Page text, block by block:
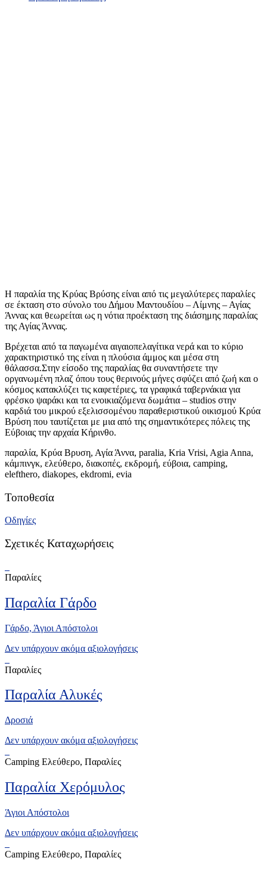
Η παραλία της Κρύας Βρύσης είναι από τις μεγαλύτερες παραλίες
σε έκταση στο σύνολο του Δήμου Μαντουδίου – Λίμνης – Αγίας
Άννας και θεωρείται ως η νότια προέκταση της διάσημης παραλίας
της Αγίας Άννας.
Βρέχεται από τα παγωμένα αιγαιοπελαγίτικα νερά και το κύριο
χαρακτηριστικό της είναι η πλούσια άμμος και μέσα στη
θάλασσα.Στην είσοδο της παραλίας θα συναντήσετε την
οργανωμένη πλαζ όπου τους θερινούς μήνες σφύζει από ζωή και ο
κόσμος κατακλύζει τις καφετέριες, τα γραφικά ταβερνάκια για
φρέσκο ψαράκι και τα ενοικιαζόμενα δωμάτια – studios στην
καρδιά του μικρού εξελισσομένου παραθεριστικού οικισμού Κρύα
Βρύση που ταυτίζεται με μια από της σημαντικότερες πόλεις της
Εύβοιας την αρχαία Κήρινθο.
παραλία, Κρύα Βρυση, Αγία Άννα, paralia, Kria Vrisi, Agia Anna,
κάμπινγκ, ελεύθερο, διακοπές, εκδρομή, εύβοια, camping,
elefthero, diakopes, ekdromi, evia
Τοποθεσία
Οδηγίες
Σχετικές Καταχωρήσεις
Παραλίες
Παραλία Γάρδο
Γάρδο, Άγιοι Απόστολοι
Δεν υπάρχουν ακόμα αξιολογήσεις
Παραλίες
Παραλία Αλυκές
Δροσιά
Δεν υπάρχουν ακόμα αξιολογήσεις
Camping Ελεύθερο, Παραλίες
Παραλία Χερόμυλος
Άγιοι Απόστολοι
Δεν υπάρχουν ακόμα αξιολογήσεις
Camping Ελεύθερο, Παραλίες